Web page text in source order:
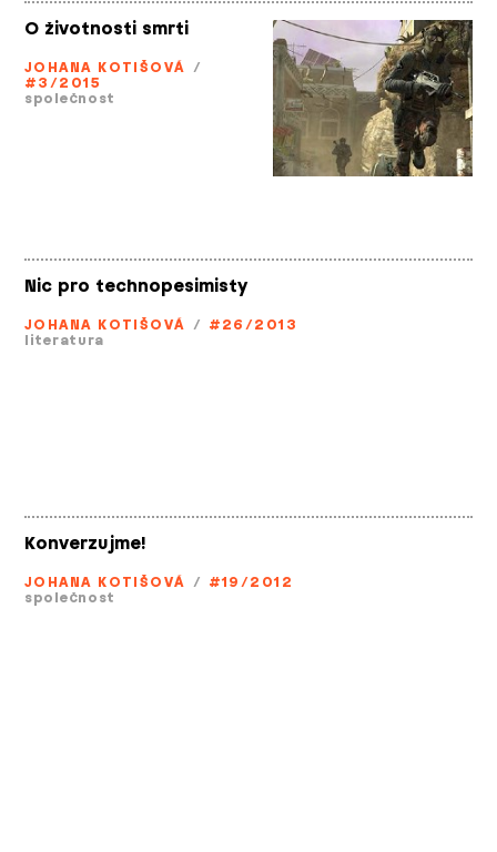
O životnosti smrti
JOHANA KOTIŠOVÁ /
#3/2015
společnost
Nic pro technopesimisty
JOHANA KOTIŠOVÁ / #26/2013
literatura
Konverzujme!
JOHANA KOTIŠOVÁ / #19/2012
společnost